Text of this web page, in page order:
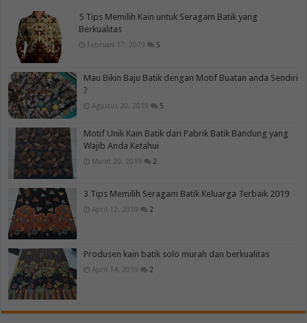
5 Tips Memilih Kain untuk Seragam Batik yang
Berkualitas
Februari 17, 2019 5
Mau Bikin Baju Batik dengan Motif Buatan anda Sendiri
?
Agustus 20, 2019 5
Motif Unik Kain Batik dari Pabrik Batik Bandung yang
Wajib Anda Ketahui
Maret 20, 2019 2
3 Tips Memilih Seragam Batik Keluarga Terbaik 2019
April 12, 2019 2
Produsen kain batik solo murah dan berkualitas
April 14, 2019 2